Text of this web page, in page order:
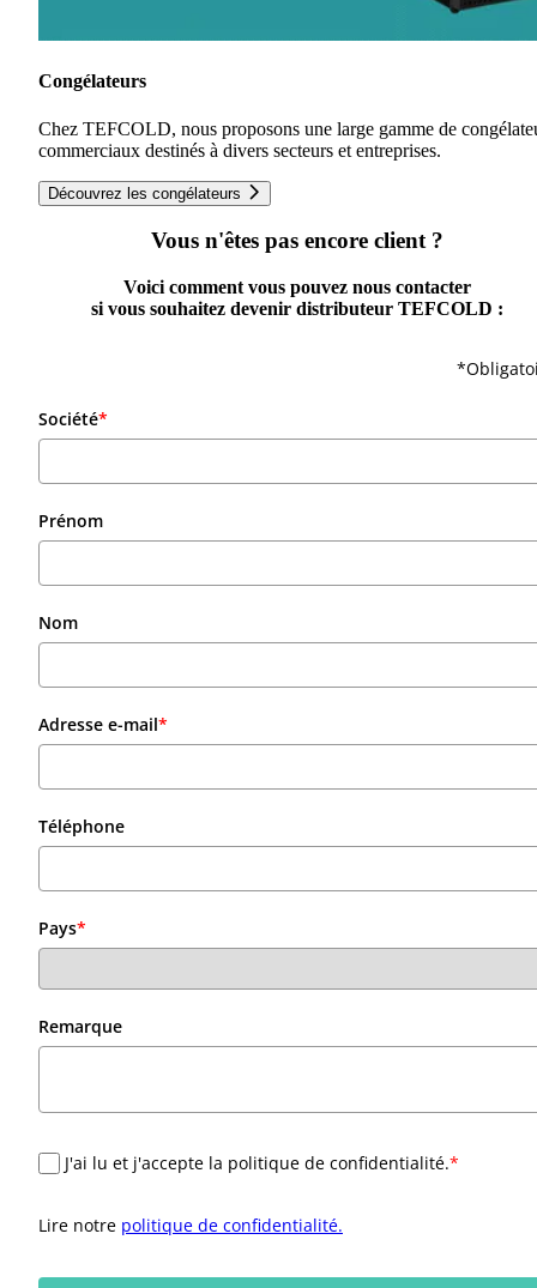
Congélateurs
Chez TEFCOLD, nous proposons une large gamme de
commerciaux destinés à divers secteurs et entreprises.
Découvrez les congélateurs
Vous n'êtes pas encore client ?
Voici comment vous pouvez nous contacter
si vous souhaitez devenir distributeur TEFCOLD :
Société*
Prénom
Nom
Adresse e-mail*
Téléphone
Pays*
Remarque
J'ai lu et j'accepte la politique de confidentialité.*
Lire notre politique de confidentialité.